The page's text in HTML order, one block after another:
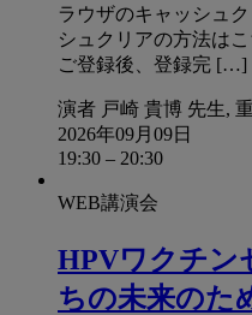
ラウザのキャッシュ
シュクリアの方法は
ご登録後、登録完 […]
演者 戸崎 貴博 先生,
2026年09月09日
19:30 – 20:30
WEB講演会
HPVワクチ
ちの未来のた